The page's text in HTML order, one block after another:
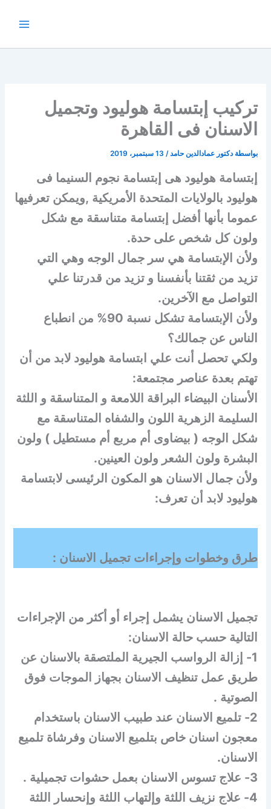
تركيب إبتسامة هوليود وتجميل
الاسنان فى القاهرة
بواسطة دكتور عمادالدين حامد/ 13 سبتمبر، 2019
إبتسامة هوليود هى إبتسامة نجوم السنيما فى
هوليود بالولايات المتحدة الأمريكية ,ويمكن تعرفيها
عموما بأنها أفضل إبتسامة متناسقة مع شكل
ولون كل شخص على حدة.
ولأن الإبتسامة هي سر جمال الوجه وهي التي
تزيد من ثقتنا بأنفسنا و تزيد من قدرتنا علي
التواصل مع الآخرين.
ولأن الإبتسامة تشكل نسبة 90% من انطباع
الناس عن جمالك؟
ولكي تحصل أنت علي ابتسامة هوليود لابد من أن
تهتم بعدة عناصر مجتمعة:
الأسنان البيضاء البراقة اللامعة و المتناسقة و اللثة
السليمة الزهرية اللون والشفاه المتناسقة مع
شكل الوجه ( بيضاوى أم مربع أم مستطيل ) ولون
البشرة ولون الشعر ولون العينين.
ولأن جمال الاسنان هو المكون الرئيسى لابتسامة
هوليود لابد أن تعرف:
طرق وخطوات وإجراءات تجميل الاسنان :
تجميل الاسنان يشمل إجراء أو أكثر من الإجراءات
التالية حسب حالة الاسنان:
1- إزالة الرواسب الجيرية الملتصقة بالاسنان عن
طريق عمل تنظيف الاسنان بجهاز الموجات فوق
الصوتية .
2- تلميع الاسنان عند طبيب الاسنان باستخدام
معجون اسنان خاص بتلميع الاسنان وفرشاة تلميع
الاسنان.
3- علاج تسوس الاسنان بعمل حشوات تجميلية .
4- علاج نزيف اللثة وإلتهاب اللثة وإنحسار اللثة